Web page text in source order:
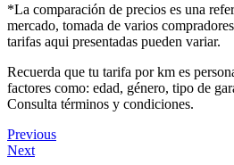
*La comparación de precios es una
mercado, tomada de varios
tarifas aqui presentadas pueden variar.
Recuerda que tu tarifa por km es
factores como: edad, género, tipo de
Consulta términos y condiciones.
Previous
Next